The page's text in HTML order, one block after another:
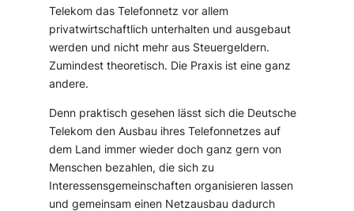
Telekom das Telefonnetz vor allem
privatwirtschaftlich unterhalten und ausgebaut
werden und nicht mehr aus Steuergeldern.
Zumindest theoretisch. Die Praxis ist eine ganz
andere.
Denn praktisch gesehen lässt sich die Deutsche
Telekom den Ausbau ihres Telefonnetzes auf
dem Land immer wieder doch ganz gern von
Menschen bezahlen, die sich zu
Interessensgemeinschaften organisieren lassen
und gemeinsam einen Netzausbau dadurch